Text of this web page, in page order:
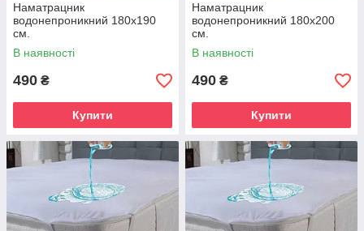
Наматрацник
водонепроникний 180х190
см.
В наявності
490 ₴
Купити
Наматрацник
водонепроникний 180х200
см.
В наявності
490 ₴
Купити